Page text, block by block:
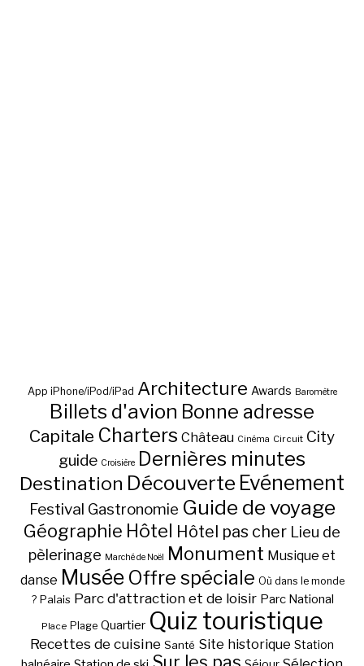
App iPhone/iPod/iPad Architecture Awards Baromètre
Billets d'avion Bonne adresse
Capitale Charters Château Cinéma Circuit City
guide Croisière Dernières minutes
Destination Découverte Evénement
Festival Gastronomie Guide de voyage
Géographie Hôtel Hôtel pas cher Lieu de
pèlerinage Marché de Noël Monument Musique et
danse Musée Offre spéciale Où dans le monde
? Palais Parc d'attraction et de loisir Parc National
Place Plage Quartier Quiz touristique
Recettes de cuisine Santé Site historique Station